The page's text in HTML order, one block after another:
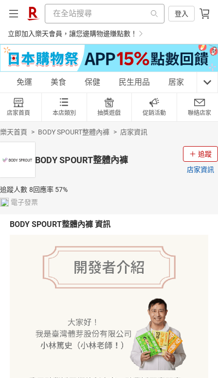
登入
立即加入樂天會員，讓您邊購物邊賺點數！
購物網分類
天天免運 美食蛋糕 養生保健
親子玩具
電子/紙本書
HOT
免運 美食 保健 民生用品 居家 3C
店家首頁 本店類別 抽獎遊戲 促銷活動 聯絡店家
樂天首頁 > BODY SPOURT整體內褲 > 店家資訊
BODY SPOURT整體內褲
追蹤
店家資訊
追蹤人數 8回應率 57%
電子發票
BODY SPOURT整體內褲 資訊